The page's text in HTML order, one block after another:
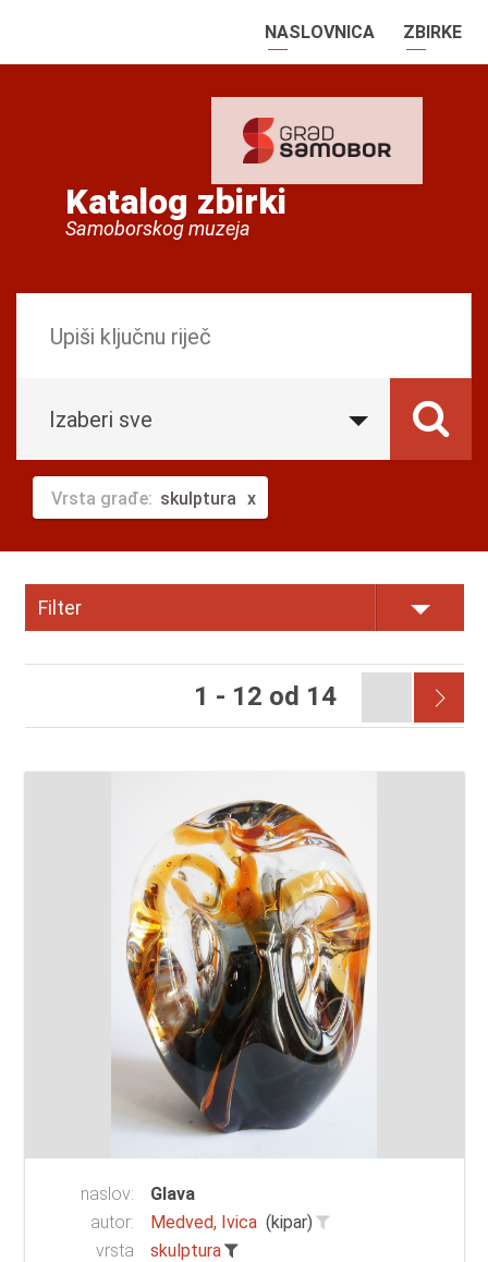
NASLOVNICA ZBIRKE
Katalog zbirki
Samoborskog muzeja
Izaberi sve
Vrsta građe: skulptura
Filter
1 - 12 od 14
naslov:
Glava
autor:
Medved, Ivica (kipar)
vrsta
skulptura